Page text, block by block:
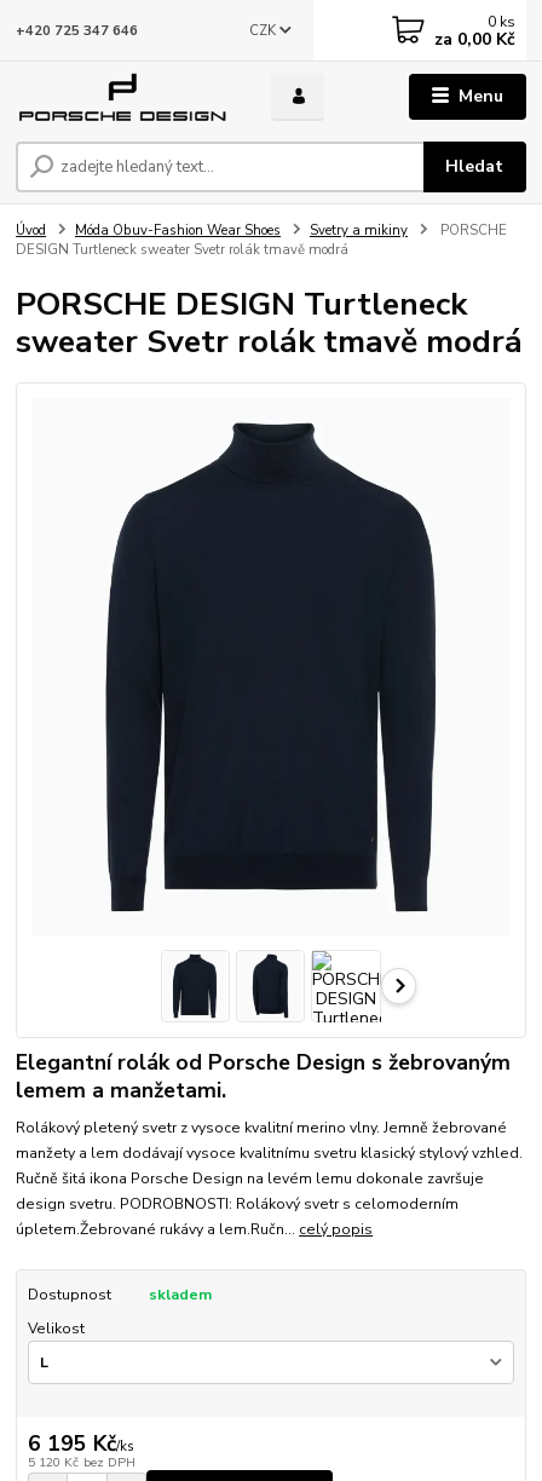
Menu
CZK
Hledat
+420 725 347 646 0 ks
za 0,00 Kč
Úvod Móda Obuv-Fashion Wear Shoes Svetry a mikiny
PORSCHE
DESIGN Turtleneck sweater Svetr rolák tmavě modrá
PORSCHE DESIGN Turtleneck
sweater Svetr rolák tmavě modrá
Elegantní rolák od Porsche Design s žebrovaným
lemem a manžetami.
Rolákový pletený svetr z vysoce kvalitní merino vlny. Jemně žebrované
manžety a lem dodávají vysoce kvalitnímu svetru klasický stylový vzhled.
Ručně šitá ikona Porsche Design na levém lemu dokonale završuje
design svetru. PODROBNOSTI: Rolákový svetr s celomoderním
úpletem.Žebrované rukávy a lem.Ručn... celý popis
Dostupnost
skladem
Velikost
6 195 Kč/ks
5 120 Kč bez DPH